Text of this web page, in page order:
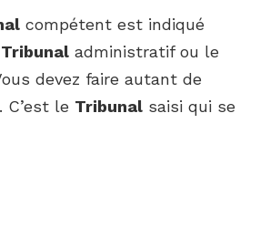
compétent est indiqué
Tribunal administratif ou le
devez faire autant de
le Tribunal saisi qui se